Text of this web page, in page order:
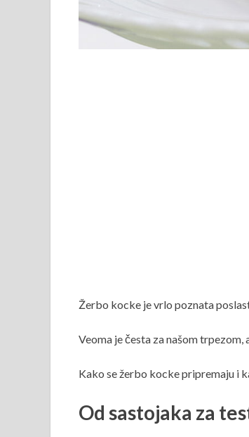
Žerbo kocke je vrlo poznata
Veoma je česta za našom
Kako se žerbo kocke pripremaju i
Od sastojaka za